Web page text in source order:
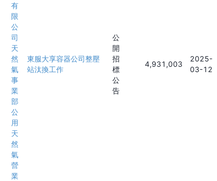
有
限
公
司
天
然
氣
事
業
部
公
用
天
然
氣
營
業
東服大享容器公司整壓
站汰換工作
公
開
招
標
公
告
4,931,003
2025-
03-12